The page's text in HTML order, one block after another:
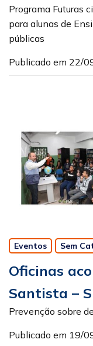
Programa Futuras
para alunas de
públicas
Publicado em 22/
Eventos Sem
Oficinas
Santista –
Prevenção sobre
Publicado em 19/